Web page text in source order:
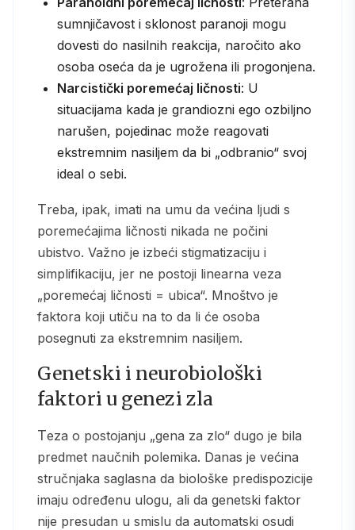
sumnjičavost i sklonost paranoji mogu
dovesti do nasilnih reakcija, naročito ako
osoba oseća da je ugrožena ili progonjena.
Narcistički poremećaj ličnosti: U
situacijama kada je grandiozni ego ozbiljno
narušen, pojedinac može reagovati
ekstremnim nasiljem da bi „odbranio“ svoj
ideal o sebi.
Treba, ipak, imati na umu da većina ljudi s
poremećajima ličnosti nikada ne počini
ubistvo. Važno je izbeći stigmatizaciju i
simplifikaciju, jer ne postoji linearna veza
„poremećaj ličnosti = ubica“. Mnoštvo je
faktora koji utiču na to da li će osoba
posegnuti za ekstremnim nasiljem.
Genetski i neurobiološki
faktori u genezi zla
Teza o postojanju „gena za zlo“ dugo je bila
predmet naučnih polemika. Danas je većina
stručnjaka saglasna da biološke predispozicije
imaju određenu ulogu, ali da genetski faktor
nije presudan u smislu da automatski osudi